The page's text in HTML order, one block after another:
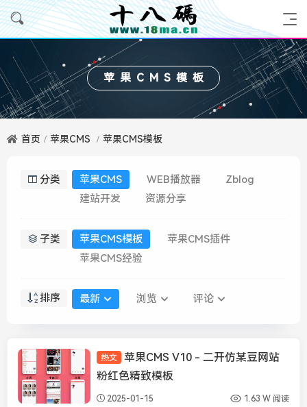
苹果CMS模板
首页 苹果CMS 苹果CMS模板
分类 苹果CMS WEB播放器
Zblog
建站开发
资源分享
子类 苹果CMS模板
苹果CMS插件
苹果CMS经验
排序 最新 浏览 评论
苹果CMS模板
热文
苹果CMS V10 - 二开仿某豆网站
粉红色精致模板
2025-01-15 1.63 W 阅读